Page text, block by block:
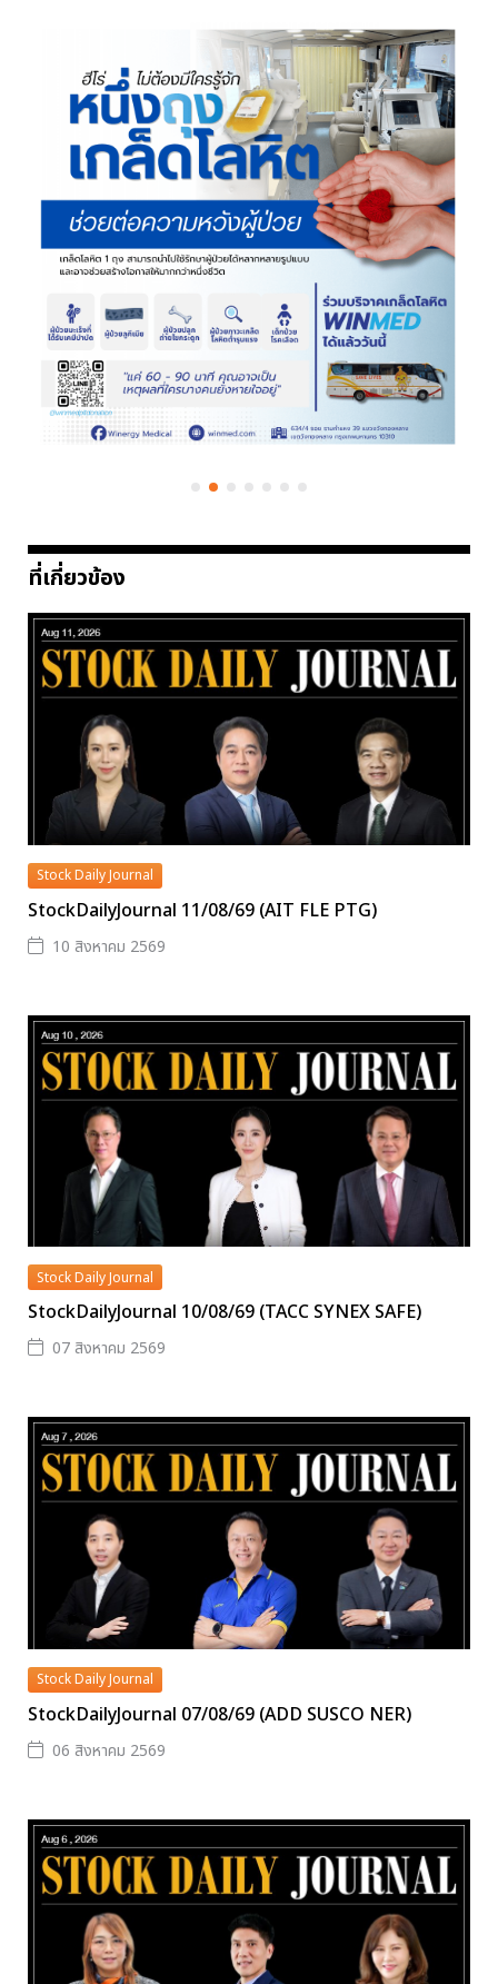
ที่เกี่ยวข้อง
Stock Daily Journal
StockDailyJournal 11/08/69 (AIT FLE PTG)
10 สิงหาคม 2569
Stock Daily Journal
StockDailyJournal 10/08/69 (TACC SYNEX SAFE)
07 สิงหาคม 2569
Stock Daily Journal
StockDailyJournal 07/08/69 (ADD SUSCO NER)
06 สิงหาคม 2569